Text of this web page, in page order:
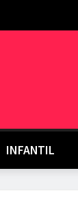
INFANTIL